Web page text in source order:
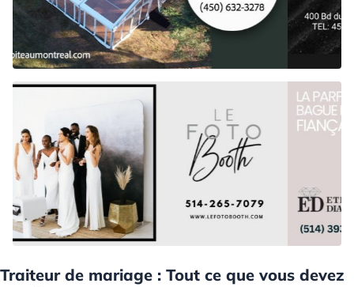
Traiteur de mariage : Tout ce que vous devez